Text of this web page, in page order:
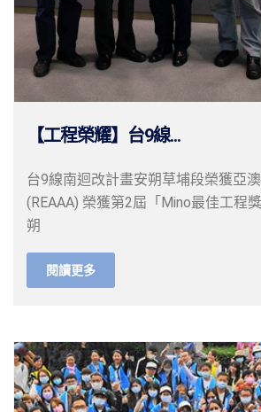
【工程榮耀】台9線...
台9線南迴改計畫安朔草埔段榮獲亞
(REAAA) 榮獲第2屆「Mino最佳工程
朔
閱讀更多